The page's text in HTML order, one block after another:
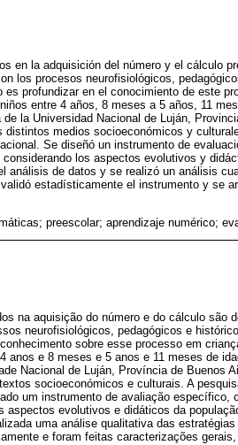
en la adquisición del número y el cálculo
los procesos neurofisiológicos,
profundizar en el conocimiento de este
entre 4 años, 8 meses a 5 años, 11
la Universidad Nacional de Luján,
distintos medios socioeconómicos y
Se diseñó un instrumento de
los aspectos evolutivos y
análisis de datos y se realizó un análisis
estadísticamente el instrumento y se
preescolar; aprendizaje numérico;
na aquisição do número e do cálculo são
neurofisiológicos, pedagógicos e
sobre esse processo em
anos e 8 meses e 5 anos e 11 meses de
Nacional de Luján, Província de Buenos
socioeconómicos e culturais. A
um instrumento de avaliação
aspectos evolutivos e didáticos da
uma análise qualitativa das
e foram feitas caracterizações